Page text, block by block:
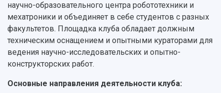
Об университете
История
Ключевые факты
Руководство
Наблюдательный совет
Новости
Главные новости
Бортжурнал
События
СМИ об университете
Образование
Почему я выбираю Самарский университет?
Абитуриенту
Бакалавриат и специалитет
Магистратура
Аспирантура
Формы обучения
Научно-исследовательская деятельность
Основные научные направления
Научные школы и ведущие научные коллективы
Диссертационные советы
Подготовка научных кадров
Конкурс на замещение должностей научных
работников
научно-образовательного центра робототехники и
мехатроники и объединяет в себе студентов с разных
факультетов. Площадка клуба обладает должным
техническим оснащением и опытными кураторами для
ведения научно-исследовательских и опытно-
конструкторских работ.
Основные направления деятельности клуба: